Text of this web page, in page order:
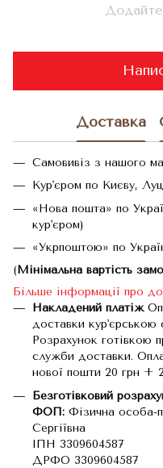
Додайте
Доставка
Самовивіз з нашого
Кур'єром по Києву,
«Нова пошта» по
кур'єром)
«Укрпоштою» по
(Мінімальна вартість
Більше інформації про
Накладений платіж
доставки
Розрахунок готівкою
служби доставки.
нової пошти 20 грн +
Безготівковий
ФОП: Фізична особа-
Сергіївна
ІПН 3309604587
ДРФО 3309604587